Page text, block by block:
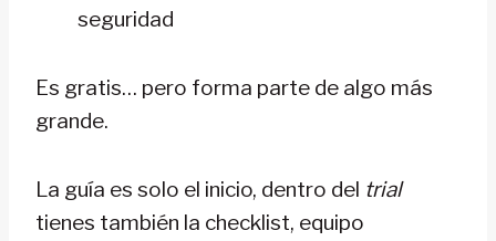
seguridad
Es gratis… pero forma parte de algo más
grande.
La guía es solo el inicio, dentro del trial
tienes también la checklist, equipo